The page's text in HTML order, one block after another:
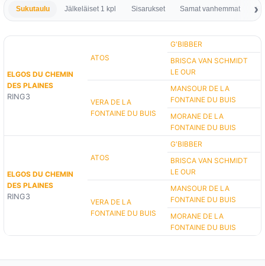
Sukutaulu Jälkeläiset 1 kpl Sisarukset Samat vanhemmat
ELGOS DU CHEMIN
DES PLAINES
RING3
ATOS
G'BIBBER
BRISCA VAN SCHMIDT
LE OUR
VERA DE LA
FONTAINE DU BUIS
MANSOUR DE LA
FONTAINE DU BUIS
MORANE DE LA
FONTAINE DU BUIS
ELGOS DU CHEMIN
DES PLAINES
RING3
ATOS
G'BIBBER
BRISCA VAN SCHMIDT
LE OUR
VERA DE LA
FONTAINE DU BUIS
MANSOUR DE LA
FONTAINE DU BUIS
MORANE DE LA
FONTAINE DU BUIS